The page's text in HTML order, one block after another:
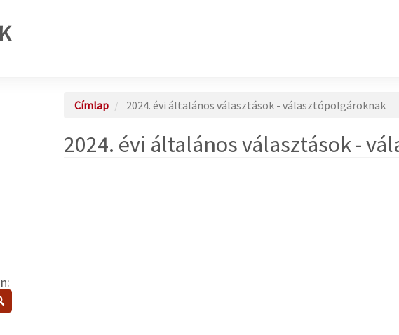
Címlap 2024. évi általános választások - választópolgároknak
2024. évi általános választások -